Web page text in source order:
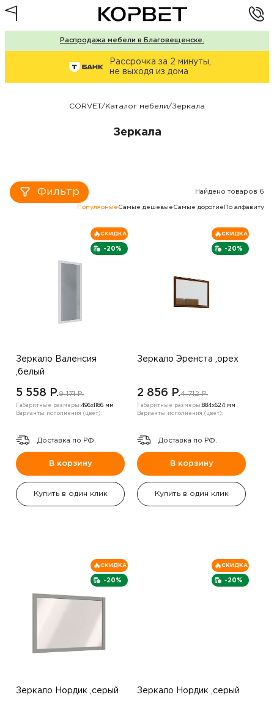
Распродажа мебели в Благовещенске.
Рассрочка за 2 минуты,
не выходя из дома
CORVET/Каталог мебели/Зеркала
Зеркала
Фильтр Найдено товаров 6
Популярные Самые дешевые Самые дорогие По алфавиту
-20%
СКИДКА
Зеркало Валенсия
,белый
5 558 P.9 171 P.
Габаритные размеры:496х1186 мм
Варианты исполнения (цвет):
Доставка по РФ.
В корзину
Купить в один клик
-20%
СКИДКА
Зеркало Эренста ,орех
2 856 P.4 712 P.
Габаритные размеры:884х624 мм
Варианты исполнения (цвет):
Доставка по РФ.
В корзину
Купить в один клик
-20%
СКИДКА
Зеркало Нордик ,серый
-20%
СКИДКА
Зеркало Нордик ,серый